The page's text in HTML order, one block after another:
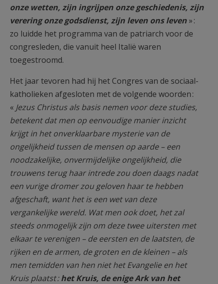
onze wetten, zijn ingrijpen onze geschiedenis, zijn
verering onze godsdienst, zijn leven ons leven» :
zo luidde het programma van de patriarch voor de
congresleden, die vanuit heel Italië waren
toegestroomd.
Het jaar tevoren had hij het Congres van de sociaal-
katholieken afgesloten met de volgende woorden :
« Jezus Christus als basis nemen voor deze studies,
betekent dat men op eenvoudige manier inzicht
krijgt in het onverklaarbare mysterie van de
ongelijkheid tussen de mensen op aarde – een
noodzakelijke, onvermijdelijke ongelijkheid, die
trouwens terug haar intrede zou doen daags nadat
een vurige dromer zou geloven haar te hebben
afgeschaft, want het is een wet van deze
vergankelijke wereld. Wat men ook doet, het zal
steeds onmogelijk zijn om deze twee uitersten met
elkaar te verenigen – de eersten en de laatsten, de
rijken en de armen, de groten en de kleinen – als
men temidden van hen niet het Evangelie en het
Kruis plaatst :het Kruis, de enige Ark van het